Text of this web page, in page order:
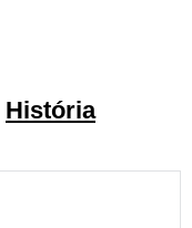
História